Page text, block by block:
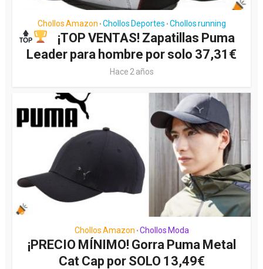
Chollos Amazon • Chollos Deportes • Chollos running
¡TOP VENTAS! Zapatillas Puma
Leader para hombre por solo 37,31€
Hace 2 años
Chollos Amazon • Chollos Moda
¡PRECIO MÍNIMO! Gorra Puma Metal
Cat Cap por SOLO 13,49€